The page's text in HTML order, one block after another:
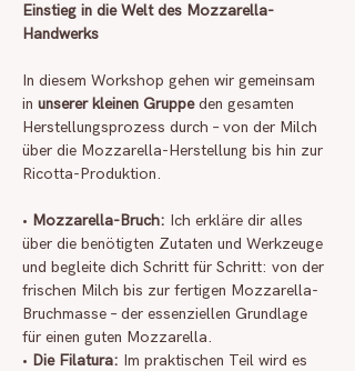
Einstieg in die Welt des Mozzarella-
Handwerks
In diesem Workshop gehen wir gemeinsam
in unserer kleinen Gruppe den gesamten
Herstellungsprozess durch – von der Milch
über die Mozzarella-Herstellung bis hin zur
Ricotta-Produktion.
• Mozzarella-Bruch: Ich erkläre dir alles
über die benötigten Zutaten und Werkzeuge
und begleite dich Schritt für Schritt: von der
frischen Milch bis zur fertigen Mozzarella-
Bruchmasse – der essenziellen Grundlage
für einen guten Mozzarella.
• Die Filatura: Im praktischen Teil wird es